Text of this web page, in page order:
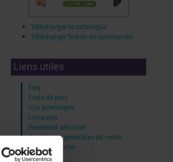
Télécharger le catalogue
Télécharger le bon de commande
Liens utiles
Faq
Frais de port
Vos avantages
Livraison
Paiement sécurisé
Conditions générales de vente
Nous contacter
Crédits